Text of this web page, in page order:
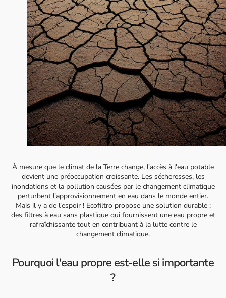
À mesure que le climat de la Terre change, l'accès à l'eau potable
devient une préoccupation croissante. Les sécheresses, les
inondations et la pollution causées par le changement climatique
perturbent l'approvisionnement en eau dans le monde entier.
Mais il y a de l'espoir ! Ecofiltro propose une solution durable :
des filtres à eau sans plastique qui fournissent une eau propre et
rafraîchissante tout en contribuant à la lutte contre le
changement climatique.
Pourquoi l'eau propre est-elle si importante
?